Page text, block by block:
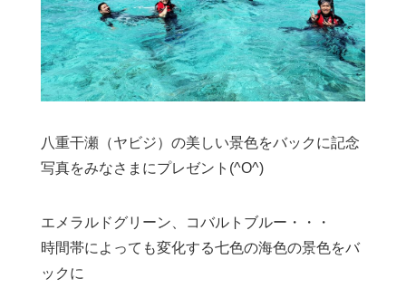
八重干瀬（ヤビジ）の美しい景色をバックに記念
写真をみなさまにプレゼント(^O^)
エメラルドグリーン、コバルトブルー・・・
時間帯によっても変化する七色の海色の景色をバ
ックに